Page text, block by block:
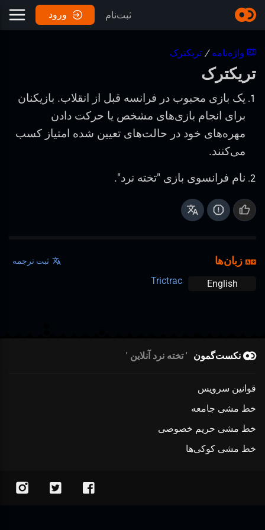
ثبت‌نام ورود
واژه‌نامه / تریکترک
تریکترک
یک بازی محبوب در فرانسه قبل از انقلاب. بازیکنان
برای انجام بازی‌های مشخص یا حرکت دادن
مهره‌های خود در حالت‌های تعیین شده امتیاز کسب
می‌کنند.
نام فرانسوی بازی "تخته نرد".
زبان‌ها ثبت ترجمه
English
Trictrac
نکست‌گمون تخته نرد آنلاین
قوانین سرویس
خط مشی جامعه
خط مشی حریم خصوصی
خط مشی کوکی‌ها